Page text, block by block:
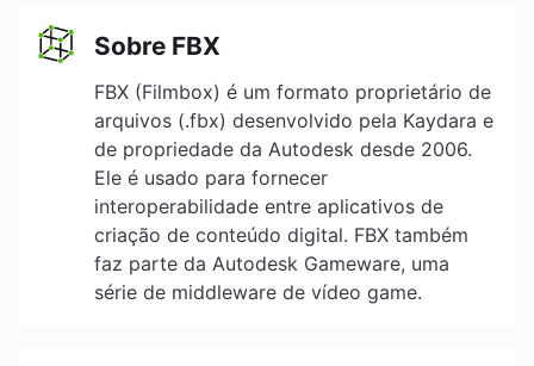
Sobre FBX
FBX (Filmbox) é um formato proprietário de
arquivos (.fbx) desenvolvido pela Kaydara e
de propriedade da Autodesk desde 2006.
Ele é usado para fornecer
interoperabilidade entre aplicativos de
criação de conteúdo digital. FBX também
faz parte da Autodesk Gameware, uma
série de middleware de vídeo game.